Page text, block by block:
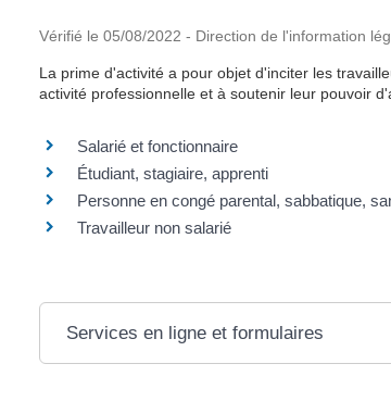
Vérifié le 05/08/2022 - Direction de l'information
La prime d'activité a pour objet d'inciter les
activité professionnelle et à soutenir leur pouvoir
Salarié et fonctionnaire
Étudiant, stagiaire, apprenti
Personne en congé parental, sabbatique,
Travailleur non salarié
Services en ligne et formulaires